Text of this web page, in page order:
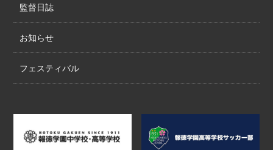
監督日誌
お知らせ
フェスティバル